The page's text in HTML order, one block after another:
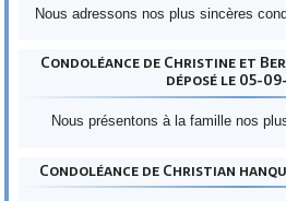
Nous adressons nos plus sincères
Condoléance de Christine et
déposé le 05-
Nous présentons à la famille nos
Condoléance de Christian